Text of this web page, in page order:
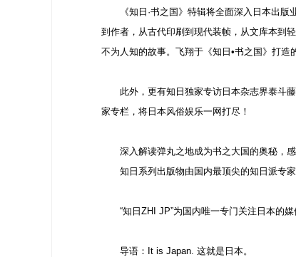
《知日·书之国》特辑将全面深入日本出
到作者，从古代印刷到现代装帧，从文库本到
不为人知的故事。飞翔于《知日•书之国》打造
此外，更有知日独家专访日本杂志界泰斗
家专栏，将日本风俗娱乐一网打尽！
深入解读弹丸之地成为书之大国的奥秘，
知日系列出版物由国内最顶尖的知日派专
“知日ZHI JP”为国内唯一专门关注日本的
导语：It is Japan. 这就是日本。